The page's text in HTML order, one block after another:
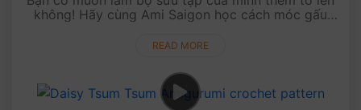
không! Hãy cùng Ami Saigon học cách móc gấu
ngay bây giờ nhé. Bắt đầu thôi....
READ MORE